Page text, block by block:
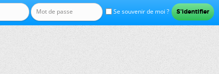
Se souvenir de moi ?